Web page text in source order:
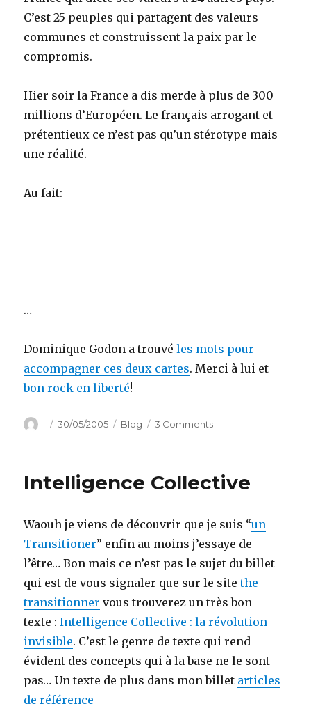
C’est 25 peuples qui partagent des valeurs
communes et construissent la paix par le
compromis.
Hier soir la France a dis merde à plus de 300
millions d’Européen. Le français arrogant et
prétentieux ce n’est pas qu’un stérotype mais
une réalité.
Au fait:
…
Dominique Godon a trouvéles mots pour
accompagner ces deux cartes. Merci à lui et
bon rock en liberté!
Author
Posted
30/05/2005 Categories
Blog 3 Commentson
monde
Intelligence Collective
Waouh je viens de découvrir que je suis “un
Transitioner” enfin au moins j’essaye de
l’être… Bon mais ce n’est pas le sujet du billet
qui est de vous signaler que sur le sitethe
transitionner vous trouverez un très bon
texte :Intelligence Collective : la révolution
invisible. C’est le genre de texte qui rend
évident des concepts qui à la base ne le sont
pas… Un texte de plus dans mon billet articles
de référence